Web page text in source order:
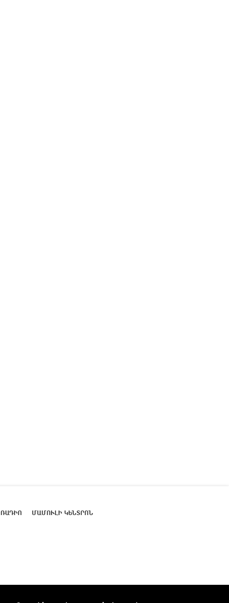
ՌԱԴԻՈ ՄԱՄՈՒԼԻ ԿԵՆՏՐՈՆ